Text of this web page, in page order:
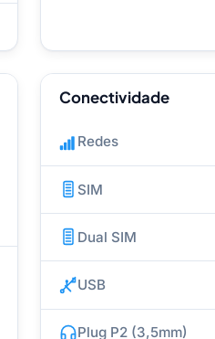
Conectividade
Redes
SIM
Dual SIM
USB
Plug P2 (3,5mm)